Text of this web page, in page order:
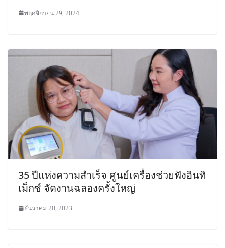
พฤศจิกายน 29, 2024
35 ปีแห่งความสำเร็จ ศูนย์เครื่องช่วยฟังอินทิ
เม็กซ์ จัดงานฉลองครั้งใหญ่
ธันวาคม 20, 2023